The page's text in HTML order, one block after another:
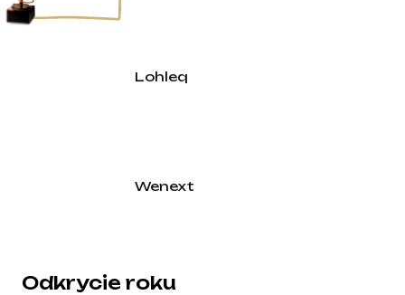
Lohleq
Wenext
Odkrycie roku